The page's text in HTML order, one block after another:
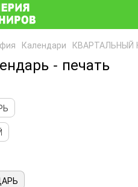
Календари КВАРТАЛЬНЫЙ
- печать